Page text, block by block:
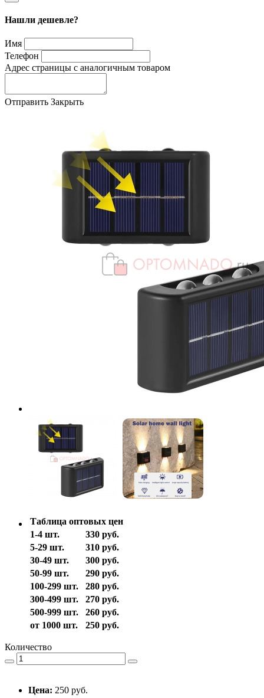
Нашли дешевле?
Имя
Телефон
Адрес страницы с аналогичным товаром
Отправить Закрыть
Таблица оптовых цен
1-4 шт.
330 руб.
5-29 шт.
310 руб.
30-49 шт.
300 руб.
50-99 шт.
290 руб.
100-299 шт.
280 руб.
300-499 шт.
270 руб.
500-999 шт.
260 руб.
от 1000 шт.
250 руб.
Количество
Цена: 250 руб.